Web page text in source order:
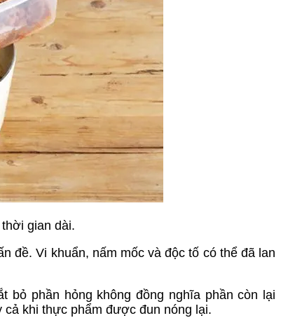
gian dài.
đề. Vi khuẩn, nấm mốc và độc tố có thể đã lan
phần hỏng không đồng nghĩa phần còn lại
cả khi thực phẩm được đun nóng lại.